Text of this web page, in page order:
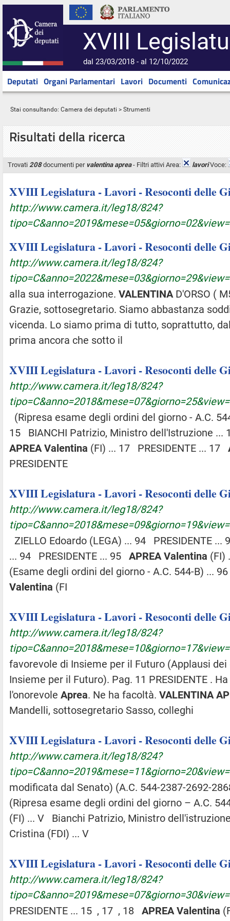
XVIII
dal 23/03/2018 - al 12/10/2022
Deputati Organi Parlamentari Lavori Documenti
Stai consultando: Camera dei deputati > Strumenti
Risultati della ricerca
Trovati 208documenti per valentina aprea- Filtri attivi Area: lavoriVoce:
XVIII Legislatura - Lavori - Resoconti delle
http://www.camera.it/leg18/824?
XVIII Legislatura - Lavori - Resoconti delle
http://www.camera.it/leg18/824?
alla sua interrogazione. VALENTINAD'ORSO (
Grazie, sottosegretario. Siamo abbastanza
vicenda. Lo siamo prima di tutto, soprattutto,
prima ancora che sotto il
XVIII Legislatura - Lavori - Resoconti delle
http://www.camera.it/leg18/824?
(Ripresa esame degli ordini del giorno - A.C.
15 BIANCHI Patrizio, Ministro dell'Istruzione ...
APREA Valentina (FI) ... 17 PRESIDENTE ... 17
PRESIDENTE
XVIII Legislatura - Lavori - Resoconti delle
http://www.camera.it/leg18/824?
ZIELLO Edoardo (LEGA) ... 94 PRESIDENTE
... 94 PRESIDENTE ... 95 APREA Valentina (FI)
(Esame degli ordini del giorno - A.C. 544-B) ...
Valentina (FI
XVIII Legislatura - Lavori - Resoconti delle
http://www.camera.it/leg18/824?
favorevole di Insieme per il Futuro (Applausi
Insieme per il Futuro). Pag. 11 PRESIDENTE .
l'onorevole Aprea. Ne ha facoltà. VALENTINA
Mandelli, sottosegretario Sasso, colleghi
XVIII Legislatura - Lavori - Resoconti delle
http://www.camera.it/leg18/824?
modificata dal Senato) (A.C. 544-2387-2692-
(Ripresa esame degli ordini del giorno – A.C.
(FI) ... V Bianchi Patrizio, Ministro
Cristina (FDI) ... V
XVIII Legislatura - Lavori - Resoconti delle
http://www.camera.it/leg18/824?
PRESIDENTE ... 15 , 17 , 18 APREA Valentina